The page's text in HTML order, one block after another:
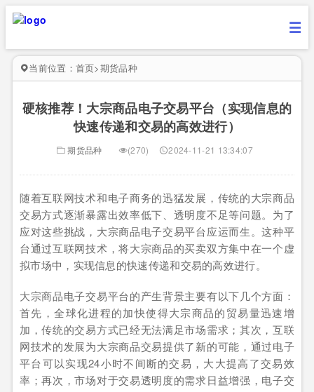
当前位置： 首页>期货品种
硬核推荐！大宗商品电子交易平台（实现信息的
快速传递和交易的高效进行）
期货品种 (270) 2024-11-21 13:34:07
随着互联网技术和电子商务的迅猛发展，传统的大宗商品
交易方式逐渐暴露出效率低下、透明度不足等问题。为了
应对这些挑战，大宗商品电子交易平台应运而生。这种平
台通过互联网技术，将大宗商品的买卖双方集中在一个虚
拟市场中，实现信息的快速传递和交易的高效进行。
大宗商品电子交易平台的产生背景主要有以下几个方面：
首先，全球化进程的加快使得大宗商品的贸易量迅速增
加，传统的交易方式已经无法满足市场需求；其次，互联
网技术的发展为大宗商品交易提供了新的可能，通过电子
平台可以实现24小时不间断的交易，大大提高了交易效
率；再次，市场对于交易透明度的需求日益增强，电子交